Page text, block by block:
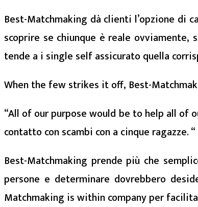
Best-Matchmaking dà clienti l’opzione di
scoprire se chiunque è reale
tende a i single self assicurato quella
When the few strikes it off, Best-
“All of our purpose would be to help all of
contatto con scambi con a cinque ragazze. “
Best-Matchmaking prende più che
persone e determinare dovrebbero
Matchmaking is within company per